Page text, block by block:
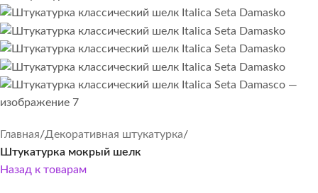
Главная Декоративная штукатурка
Штукатурка мокрый шелк
Назад к товарам